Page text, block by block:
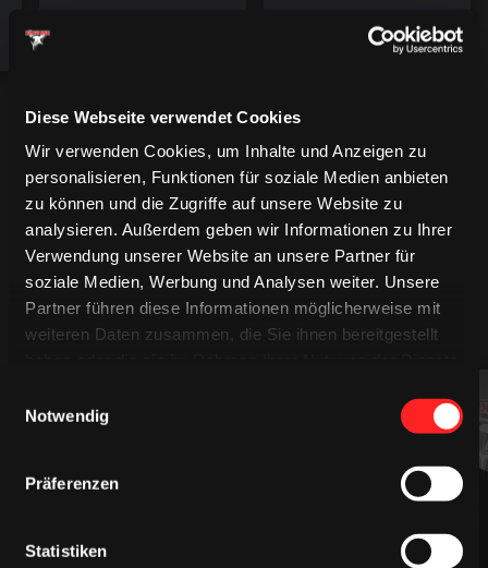
Diese Webseite verwendet Cookies
Wir verwenden Cookies, um Inhalte und Anzeigen zu
personalisieren, Funktionen für soziale Medien anbieten
zu können und die Zugriffe auf unsere Website zu
analysieren. Außerdem geben wir Informationen zu Ihrer
Verwendung unserer Website an unsere Partner für
soziale Medien, Werbung und Analysen weiter. Unsere
Partner führen diese Informationen möglicherweise mit
weiteren Daten zusammen, die Sie ihnen bereitgestellt
Notwendig
Präferenzen
Statistiken
2014 – 2019
MEHR SPIELER
94